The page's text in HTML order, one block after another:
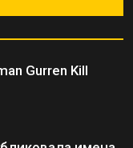
Gurren Kill